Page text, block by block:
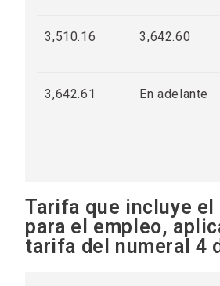
3,510.16 3,642.60
3,642.61 En adelante
Tarifa que incluye
para el empleo,
tarifa del numeral 4